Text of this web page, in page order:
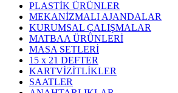
PLASTİK ÜRÜNLER
MEKANİZMALI AJANDALAR
KURUMSAL ÇALIŞMALAR
MATBAA ÜRÜNLERİ
MASA SETLERİ
15 x 21 DEFTER
KARTVİZİTLİKLER
SAATLER